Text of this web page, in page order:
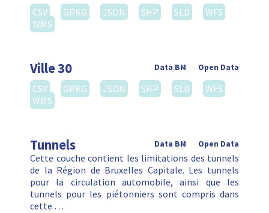
CSV
GPKG JSON SHP SLD
WFS
WMS
Ville 30 Open Data
Data BM
CSV GPKG JSON SHP SLD
WFS
WMS
Tunnels Open Data
Data BM
Cette couche contient les limitations des tunnels
de la Région de Bruxelles Capitale. Les tunnels
pour la circulation automobile, ainsi que les
tunnels pour les piétonniers sont compris dans
cette …